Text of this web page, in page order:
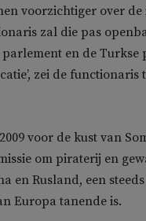
voorzichtiger over
zal die pas
en de Turkse
zei de functionaris
voor de kust van
om piraterij en
en Rusland, een
Europa tanende is.